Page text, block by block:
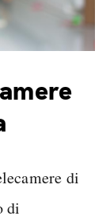
di
di